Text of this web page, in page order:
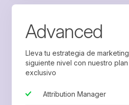
Advanced
Lleva tu estrategia de
siguiente nivel con nuestro
exclusivo
Attribution Manager